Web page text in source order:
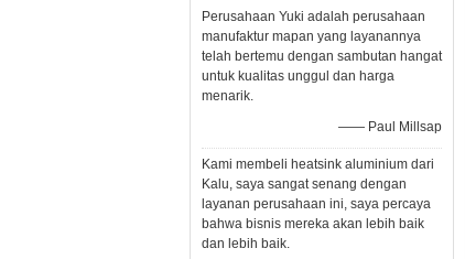
Perusahaan Yuki adalah perusahaan
manufaktur mapan yang layanannya
telah bertemu dengan sambutan hangat
untuk kualitas unggul dan harga
menarik.
—— Paul Millsap
Kami membeli heatsink aluminium dari
Kalu, saya sangat senang dengan
layanan perusahaan ini, saya percaya
bahwa bisnis mereka akan lebih baik
dan lebih baik.